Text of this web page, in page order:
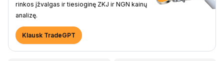
rinkos įžvalgas ir tiesioginę ZKJ ir NGN kainų
analizę.
Klausk TradeGPT